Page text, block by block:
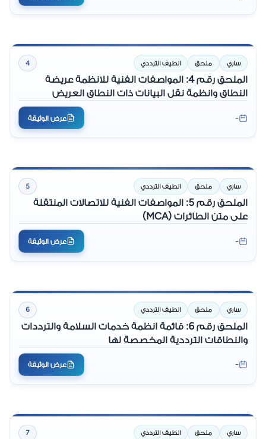
ساري ملحق الطيف الترددي 4
الملحق رقم 4: المواصفات الفنية للانظمة عريضة
النطاق وانظمة نقل البيانات ذات النطاق العريض
- عرض الوثيقة
ساري ملحق الطيف الترددي 5
الملحق رقم 5: المواصفات الفنية للاتصالات المنتقلة
على متن الطائرات (MCA)
- عرض الوثيقة
ساري ملحق الطيف الترددي 6
الملحق رقم 6: قائمة انظمة خدمات السلامة والترددات
والنطاقات الترددية المخصصة لها
- عرض الوثيقة
ساري ملحق الطيف الترددي 7